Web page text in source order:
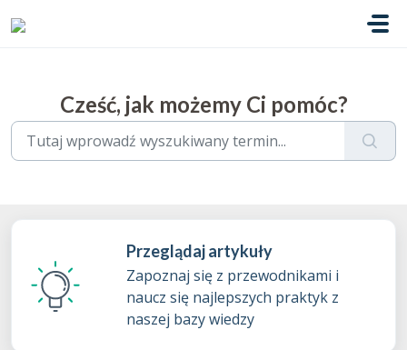
Cześć, jak możemy Ci pomóc?
Przeglądaj artykuły
Zapoznaj się z przewodnikami i
naucz się najlepszych praktyk z
naszej bazy wiedzy